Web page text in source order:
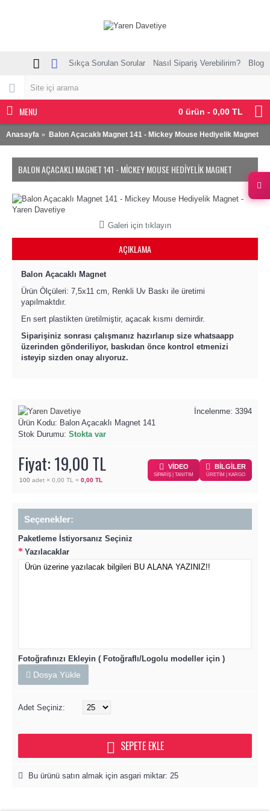
0 ürün - 0,00 TL
Sıkça Sorulan Sorular Nasıl Sipariş Verebilirim? Blog
MENU
Anasayfa Balon Açacaklı Magnet 141 - Mickey Mouse Hediyelik Magnet
BALON AÇACAKLI MAGNET 141 - MICKEY MOUSE HEDIYELIK MAGNET
Galeri için tıklayın
AÇIKLAMA
Balon Açacaklı Magnet
Ürün Ölçüleri: 7,5x11 cm, Renkli Uv Baskı ile üretimi
yapılmaktdır.
En sert plastikten üretilmiştir, açacak kısmı demirdir.
Siparişiniz sonrası çalışmanız hazırlanıp size whatsaapp
üzerinden gönderiliyor, baskıdan önce kontrol etmenizi
isteyip sizden onay alıyoruz.
İncelenme: 3394
Ürün Kodu: Balon Açacaklı Magnet 141
Stok Durumu: Stokta var
Fiyat: 19,00 TL
100 adet × 0,00 TL = 0,00 TL
VİDEO
SİPARİŞ | TANITIM
BİLGİLER
ÜRETİM | KARGO
Seçenekler:
Paketleme İstiyorsanız Seçiniz
Yazılacaklar
Fotoğrafınızı Ekleyin ( Fotoğraflı/Logolu modeller için )
Dosya Yükle
Adet Seçiniz:
SEPETE EKLE
Bu ürünü satın almak için asgari miktar: 25